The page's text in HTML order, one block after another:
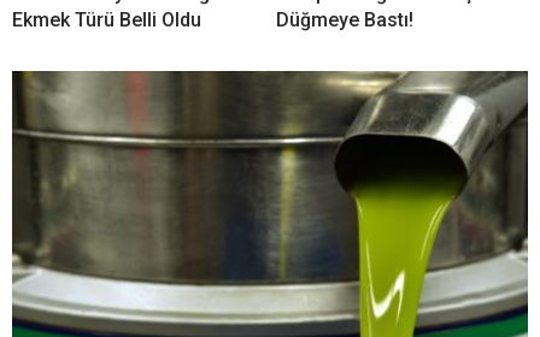
Ekmek Türü Belli Oldu
Düğmeye Bastı!